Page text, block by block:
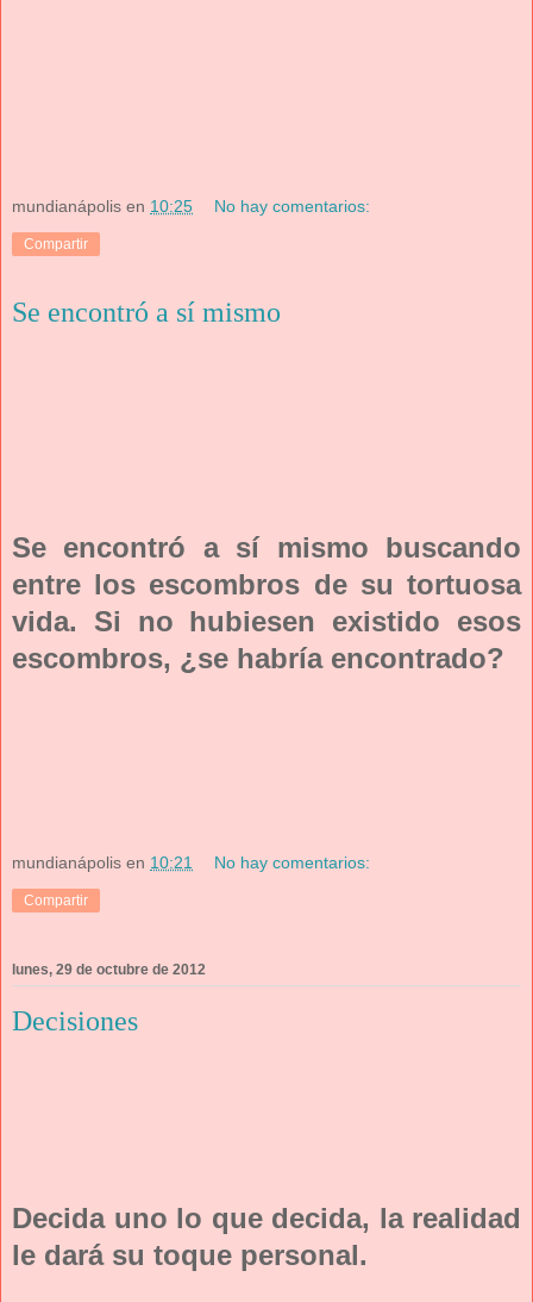
mundianápolis en 10:25 No hay comentarios:
Compartir
Se encontró a sí mismo
Se encontró a sí mismo buscando
entre los escombros de su tortuosa
vida. Si no hubiesen existido esos
escombros, ¿se habría encontrado?
mundianápolis en 10:21 No hay comentarios:
Compartir
lunes, 29 de octubre de 2012
Decisiones
Decida uno lo que decida, la realidad
le dará su toque personal.